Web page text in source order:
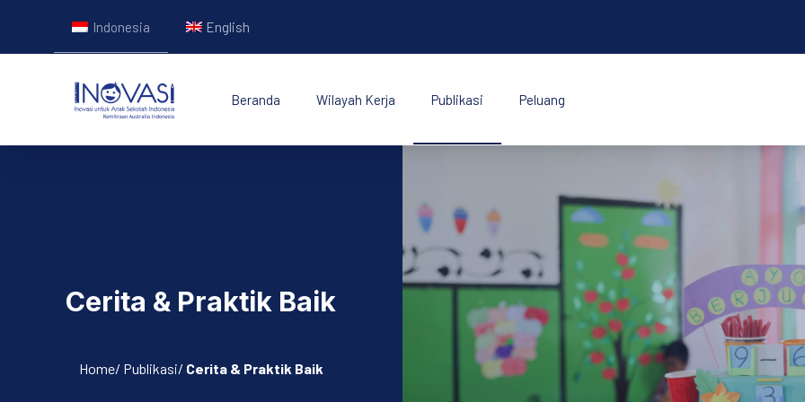
Indonesia English
INOVASI - Untuk Anak Indonesia
Beranda Wilayah Kerja Publikasi Peluang
Cerita & Praktik Baik
Home/ Publikasi/ Cerita & Praktik Baik